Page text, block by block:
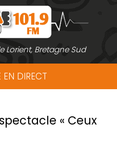
Lorient, Bretagne Sud
DIRECT
« Ceux